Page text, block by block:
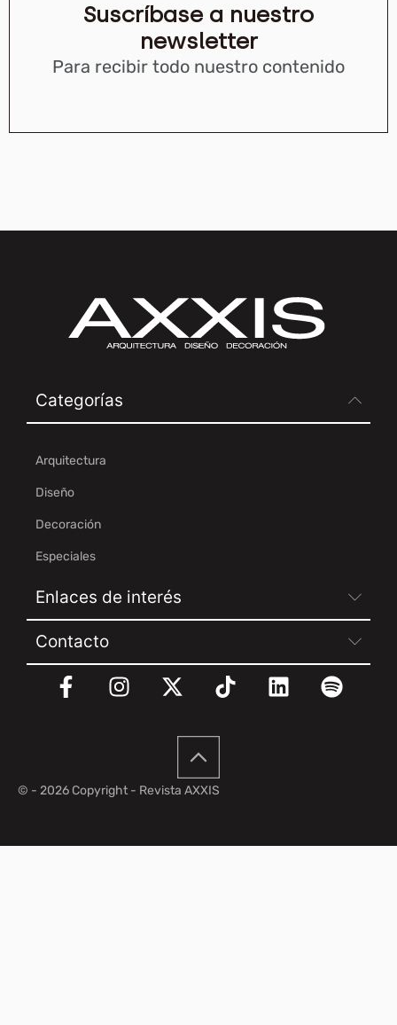
Suscríbase a nuestro
newsletter
Para recibir todo nuestro contenido
Categorías
Arquitectura
Diseño
Decoración
Especiales
Enlaces de interés
Contacto
© - 2026 Copyright - Revista AXXIS